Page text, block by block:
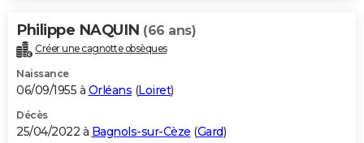
Philippe NAQUIN (66 ans)
Créer une cagnotte obsèques
Naissance
06/09/1955 à Orléans (Loiret)
Décès
25/04/2022 à Bagnols-sur-Cèze (Gard)